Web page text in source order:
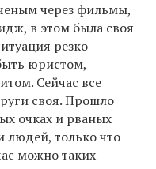
через фильмы,
в этом была своя
резко
юристом,
Сейчас все
своя. Прошло
очках и рваных
людей, только что
можно таких